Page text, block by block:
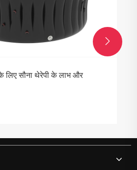
टब फ्रीस्टैंडिंग आधुनिक शीत
विकल्प क्यों बन रहा है?
